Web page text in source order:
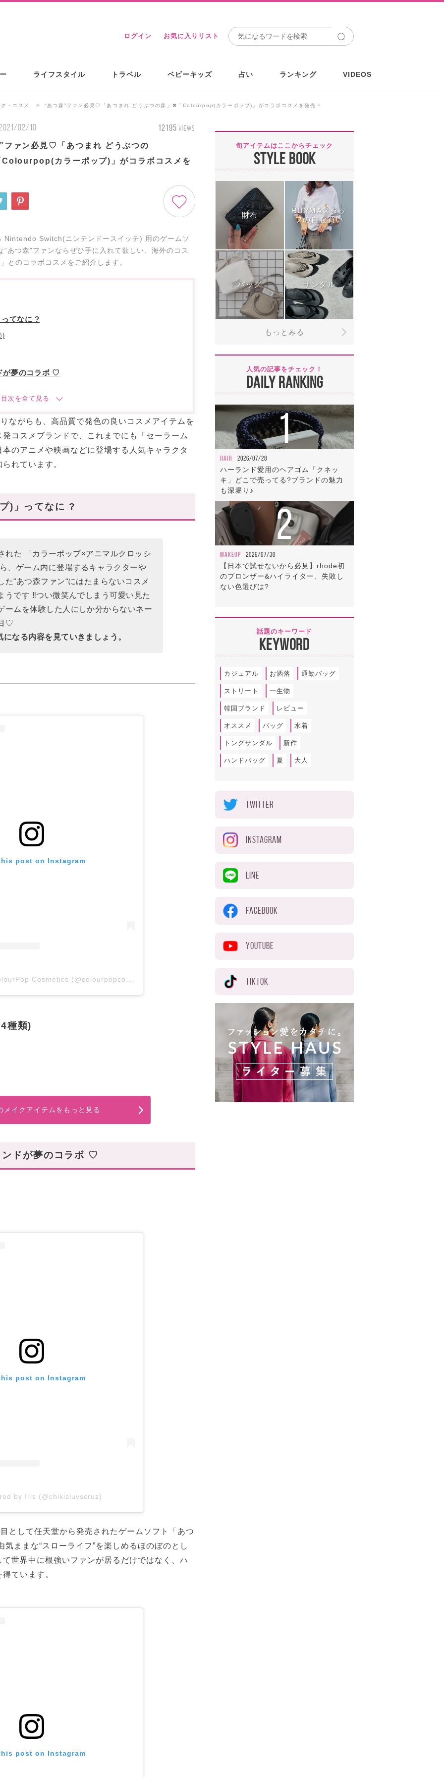
ログイン お気に入りリスト
ライフスタイル トラベル ベビーキッズ 占い ランキング VIDEOS
・コスメ “あつ森”ファン必見♡「あつまれ どうぶつの森」 ✖「Colourpop(カラーポップ)」がコラボコスメを発売 ‼
02/10 12195 VIEWS
ファン必見♡「あつまれ どうぶつの
Colourpop(カラーポップ)」がコラボコスメを
Nintendo Switch(ニンテンドースイッチ) 用のゲームソ
あつ森”ファンならぜひ手に入れて欲しい、海外のコス
のコラボコスメをご紹介します。
てなに ?
)
が夢のコラボ ♡
ながらも、高品質で発色の良いコスメアイテムを
コスメブランドで、これまでにも「セーラーム
のアニメや映画などに登場する人気キャラクタ
れています。
)」ってなに ?
れた 「カラーポップ×アニマルクロッシ
、ゲーム内に登場するキャラクターや
“あつ森ファン“にはたまらないコスメ
うです ‼︎つい微笑んでしまう可愛い見た
ームを体験した人にしか分からないネー
♡
なる内容を見ていきましょう。
post on Instagram
種類)
イクアイテムをもっと見る
ドが夢のコラボ ♡
post on Instagram
by Iris (@chikisluvscruz)
として任天堂から発売されたゲームソフト「あつ
ままな“スローライフ”を楽しめるほのぼのとし
世界中に根強いファンが居るだけではなく、ハ
ています。
post on Instagram
旬アイテムはここからチェック
STYLE BOOK
財布
BUYMAスタッ
フの自腹買い
バッグ サンダル
もっとみる
人気の記事をチェック！
DAILY RANKING
1
HAIR 2026/07/28
ハーランド愛用のヘアゴム「クネッ
キ」どこで売ってる?ブランドの魅力
も深堀り♪
2
MAKEUP 2026/07/30
【日本で試せないから必見】rhode初
のブロンザー&ハイライター、失敗し
ない色選びは?
話題のキーワード
KEYWORD
カジュアル お洒落 通勤バッグ
ストリート 一生物
韓国ブランド レビュー
オススメ バッグ 水着
トングサンダル 新作
ハンドバッグ 夏 大人
TWITTER
INSTAGRAM
LINE
FACEBOOK
YOUTUBE
TIKTOK